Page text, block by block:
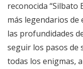
reconocida “Silbato
más legendarios de
las profundidades
seguir los pasos de
todas los enigmas,